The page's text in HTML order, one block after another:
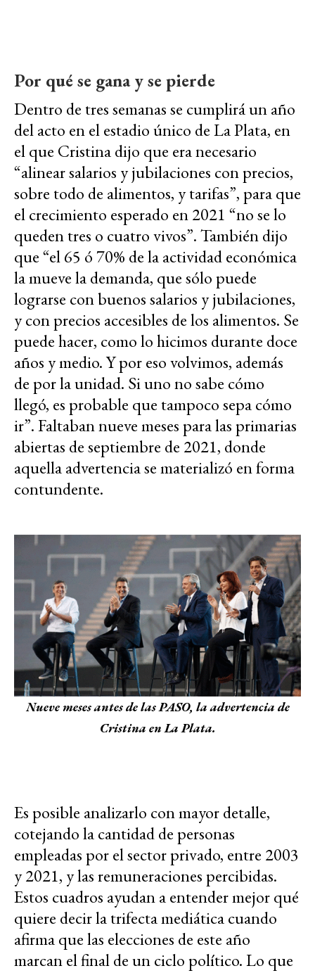
Por qué se gana y se pierde
Dentro de tres semanas se cumplirá un año
del acto en el estadio único de La Plata, en
el que Cristina dijo que era necesario
“alinear salarios y jubilaciones con precios,
sobre todo de alimentos, y tarifas”, para que
el crecimiento esperado en 2021 “no se lo
queden tres o cuatro vivos”. También dijo
que “el 65 ó 70% de la actividad económica
la mueve la demanda, que sólo puede
lograrse con buenos salarios y jubilaciones,
y con precios accesibles de los alimentos. Se
puede hacer, como lo hicimos durante doce
años y medio. Y por eso volvimos, además
de por la unidad. Si uno no sabe cómo
llegó, es probable que tampoco sepa cómo
ir”. Faltaban nueve meses para las primarias
abiertas de septiembre de 2021, donde
aquella advertencia se materializó en forma
contundente.
Nueve meses antes de las PASO, la advertencia de
Cristina en La Plata.
Es posible analizarlo con mayor detalle,
cotejando la cantidad de personas
empleadas por el sector privado, entre 2003
y 2021, y las remuneraciones percibidas.
Estos cuadros ayudan a entender mejor qué
quiere decir la trifecta mediática cuando
afirma que las elecciones de este año
marcan el final de un ciclo político. Lo que